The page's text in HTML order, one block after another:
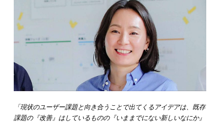
「現状のユーザー課題と向き合うことで出てくるアイデアは、既存
課題の『改善』はしているものの『いままでにない新しいなにか』